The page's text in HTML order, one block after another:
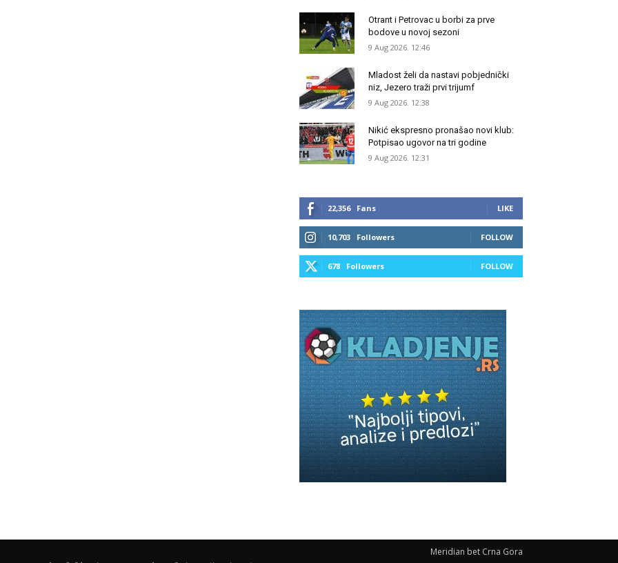
Otrant i Petrovac u borbi za prve
bodove u novoj sezoni
9 Aug 2026. 12:46
Mladost želi da nastavi pobjednički
niz, Jezero traži prvi trijumf
9 Aug 2026. 12:38
Nikić ekspresno pronašao novi klub:
Potpisao ugovor na tri godine
9 Aug 2026. 12:31
22,356 Fans LIKE
10,703 Followers FOLLOW
678 Followers FOLLOW
Meridian bet Crna Gora